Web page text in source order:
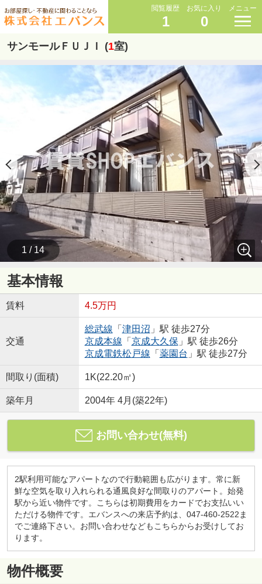
閲覧履歴
1
お気に入り
0
メニュー
サンモールＦＵＪＩ (1室)
1 / 14
基本情報
賃料 4.5万円
交通
総武線 「 津田沼 」駅 徒歩27分
京成本線 「 京成大久保 」駅 徒歩26分
京成電鉄松戸線 「 薬園台 」駅 徒歩27分
間取り(面積) 1K(22.20㎡)
築年月 2004年 4月(築22年)
お問い合わせ(無料)
2駅利用可能なアパートなので行動範囲も広がります。常に新
鮮な空気を取り入れられる通風良好な間取りのアパート。始発
駅から近い物件です。こちらは初期費用をカードでお支払いい
ただける物件です。エバンスへの来店予約は、047-460-2522ま
でご連絡下さい。お問い合わせなどもこちらからお受けしてお
ります。
物件概要